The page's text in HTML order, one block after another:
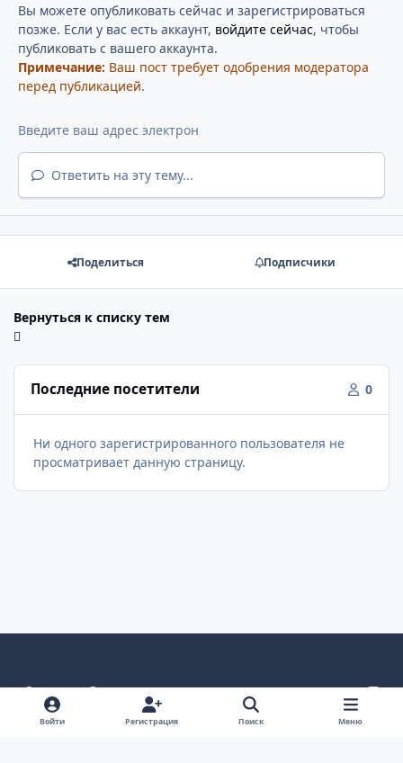
Вы можете опубликовать сейчас и зарегистрироваться
позже. Если у вас есть аккаунт, войдите сейчас, чтобы
публиковать с вашего аккаунта.
Примечание: Ваш пост требует одобрения модератора
перед публикацией.
Ответить на эту тему...
Поделиться Подписчики
Вернуться к списку тем
Последние посетители 0
Ни одного зарегистрированного пользователя не
просматривает данную страницу.
Светлый режим
Темный режим
Как в системе
v
k
Политика конфиденциальности
Войти Регистрация Поиск Меню